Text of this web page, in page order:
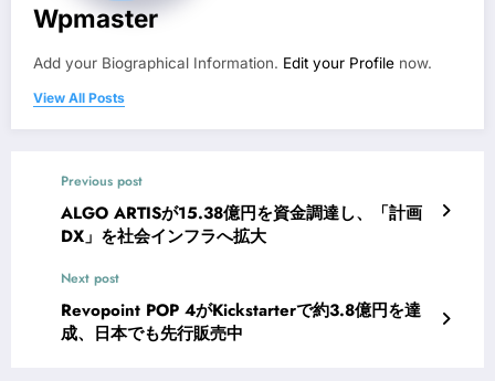
Wpmaster
Add your Biographical Information. Edit your Profile now.
View All Posts
Previous post
ALGO ARTISが15.38億円を資金調達し、「計画
DX」を社会インフラへ拡大
Next post
Revopoint POP 4がKickstarterで約3.8億円を達
成、日本でも先行販売中